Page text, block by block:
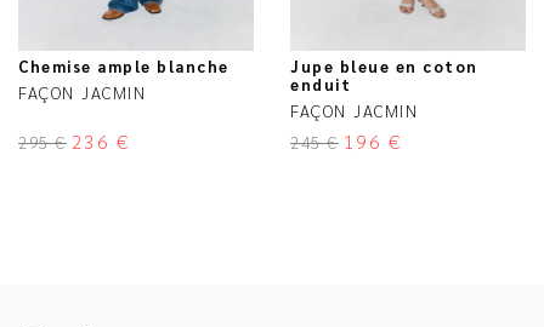
Chemise ample blanche
FAÇON JACMIN
295€ 236 €
Jupe bleue en coton
enduit
FAÇON JACMIN
245€ 196 €